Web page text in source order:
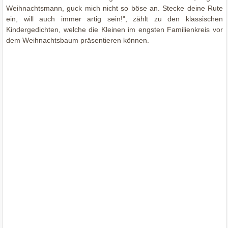
Weihnachtsmann, guck mich nicht so böse an. Stecke deine Rute
ein, will auch immer artig sein!", zählt zu den klassischen
Kindergedichten, welche die Kleinen im engsten Familienkreis vor
dem Weihnachtsbaum präsentieren können.